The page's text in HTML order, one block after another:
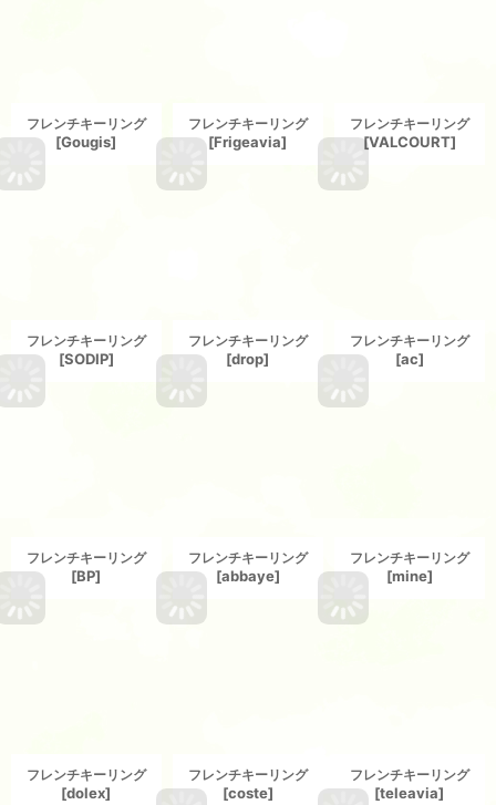
フレンチキーリング
[Gougis]
フレンチキーリング
[Frigeavia]
フレンチキーリング
[VALCOURT]
フレンチキーリング
[SODIP]
フレンチキーリング
[drop]
フレンチキーリング
[ac]
フレンチキーリング
[BP]
フレンチキーリング
[abbaye]
フレンチキーリング
[mine]
フレンチキーリング
[dolex]
フレンチキーリング
[coste]
フレンチキーリング
[teleavia]